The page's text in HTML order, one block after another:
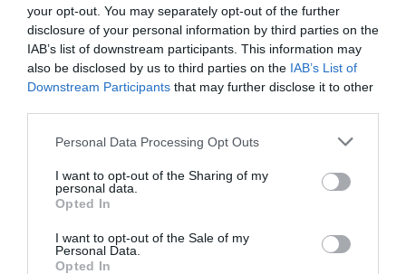
your opt-out. You may separately opt-out of the further
disclosure of your personal information by third parties on the
IAB’s list of downstream participants. This information may
also be disclosed by us to third parties on the IAB’s List of
Downstream Participants that may further disclose it to other
Please note that this website/app uses one or more Google
not limited to your visit or usage behaviour. You may click to
grant or deny consent to Google and its third-party tags to
use your data for below specified purposes in below Google
consent section.
Personal Data Processing Opt Outs
I want to opt-out of the Sharing of my
personal data.
Opted In
I want to opt-out of the Sale of my
Personal Data.
Opted In
ΕΛΛΑΔΑ